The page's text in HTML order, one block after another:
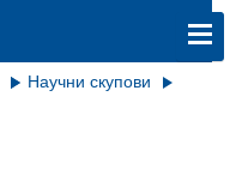
Научни скупови